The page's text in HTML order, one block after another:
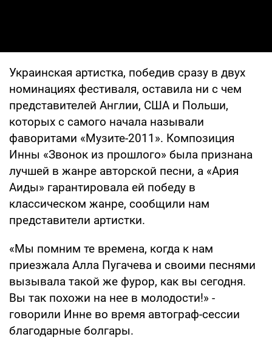
Украинская артистка, победив сразу в двух
номинациях фестиваля, оставила ни с чем
представителей Англии, США и Польши,
которых с самого начала называли
фаворитами «Музите-2011». Композиция
Инны «Звонок из прошлого» была признана
лучшей в жанре авторской песни, а «Ария
Аиды» гарантировала ей победу в
классическом жанре, сообщили нам
представители артистки.
«Мы помним те времена, когда к нам
приезжала Алла Пугачева и своими песнями
вызывала такой же фурор, как вы сегодня.
Вы так похожи на нее в молодости!» -
говорили Инне во время автограф-сессии
благодарные болгары.